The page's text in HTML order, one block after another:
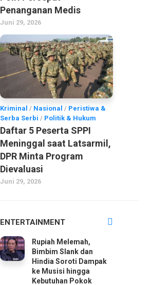
Penanganan Medis
Juni 29, 2026
Kriminal / Nasional / Peristiwa &
Serba Serbi / Politik & Hukum
Daftar 5 Peserta SPPI
Meninggal saat Latsarmil,
DPR Minta Program
Dievaluasi
Juni 29, 2026
ENTERTAINMENT
Rupiah Melemah,
Bimbim Slank dan
Hindia Soroti Dampak
ke Musisi hingga
Kebutuhan Pokok